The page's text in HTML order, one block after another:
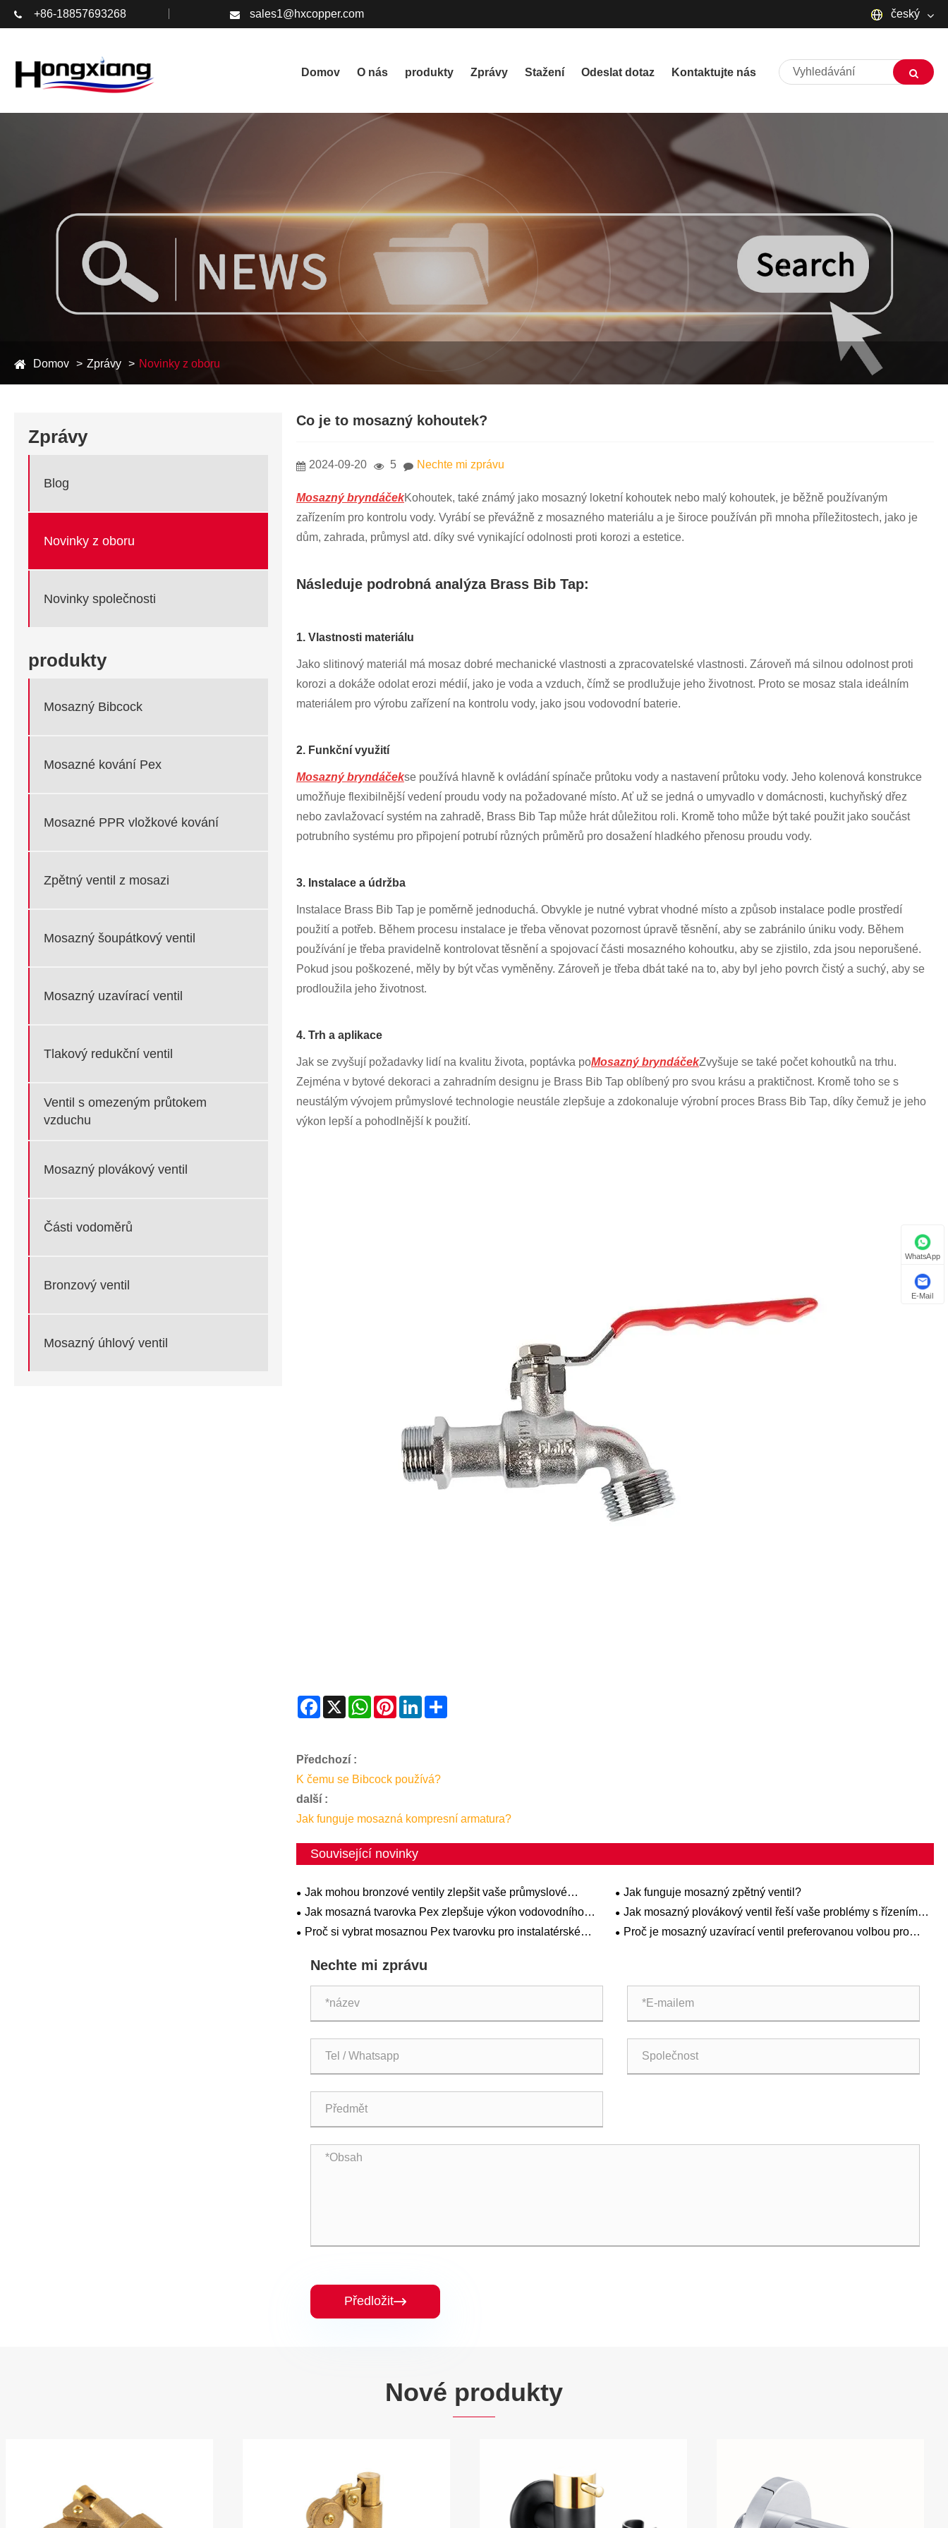
+86-18857693268 sales1@hxcopper.com český
שפה עברית
O'zbek
Italiano
Polski
Svenska
Domov O nás produkty Zprávy Stažení Odeslat dotaz Kontaktujte nás
Domov Zprávy Novinky z oboru
Zprávy
Blog
Novinky z oboru
Novinky společnosti
produkty
Mosazný Bibcock
Mosazné kování Pex
Mosazné PPR vložkové kování
Zpětný ventil z mosazi
Mosazný šoupátkový ventil
Mosazný uzavírací ventil
Tlakový redukční ventil
Ventil s omezeným průtokem
vzduchu
Mosazný plovákový ventil
Části vodoměrů
Bronzový ventil
Mosazný úhlový ventil
Co je to mosazný kohoutek?
2024-09-20 5 Nechte mi zprávu
Mosazný bryndáčekKohoutek, také známý jako mosazný loketní kohoutek nebo malý kohoutek, je běžně používaným
zařízením pro kontrolu vody. Vyrábí se převážně z mosazného materiálu a je široce používán při mnoha příležitostech, jako je
dům, zahrada, průmysl atd. díky své vynikající odolnosti proti korozi a estetice.
Následuje podrobná analýza Brass Bib Tap:
1. Vlastnosti materiálu
Jako slitinový materiál má mosaz dobré mechanické vlastnosti a zpracovatelské vlastnosti. Zároveň má silnou odolnost proti
korozi a dokáže odolat erozi médií, jako je voda a vzduch, čímž se prodlužuje jeho životnost. Proto se mosaz stala ideálním
materiálem pro výrobu zařízení na kontrolu vody, jako jsou vodovodní baterie.
2. Funkční využití
Mosazný bryndáčekse používá hlavně k ovládání spínače průtoku vody a nastavení průtoku vody. Jeho kolenová konstrukce
umožňuje flexibilnější vedení proudu vody na požadované místo. Ať už se jedná o umyvadlo v domácnosti, kuchyňský dřez
nebo zavlažovací systém na zahradě, Brass Bib Tap může hrát důležitou roli. Kromě toho může být také použit jako součást
potrubního systému pro připojení potrubí různých průměrů pro dosažení hladkého přenosu proudu vody.
3. Instalace a údržba
Instalace Brass Bib Tap je poměrně jednoduchá. Obvykle je nutné vybrat vhodné místo a způsob instalace podle prostředí
použití a potřeb. Během procesu instalace je třeba věnovat pozornost úpravě těsnění, aby se zabránilo úniku vody. Během
používání je třeba pravidelně kontrolovat těsnění a spojovací části mosazného kohoutku, aby se zjistilo, zda jsou neporušené.
Pokud jsou poškozené, měly by být včas vyměněny. Zároveň je třeba dbát také na to, aby byl jeho povrch čistý a suchý, aby se
prodloužila jeho životnost.
4. Trh a aplikace
Jak se zvyšují požadavky lidí na kvalitu života, poptávka poMosazný bryndáčekZvyšuje se také počet kohoutků na trhu.
Zejména v bytové dekoraci a zahradním designu je Brass Bib Tap oblíbený pro svou krásu a praktičnost. Kromě toho se s
neustálým vývojem průmyslové technologie neustále zlepšuje a zdokonaluje výrobní proces Brass Bib Tap, díky čemuž je jeho
výkon lepší a pohodlnější k použití.
Facebook
X WhatsAppPinterestLinkedIn
Předchozí :
K čemu se Bibcock používá?
další :
Jak funguje mosazná kompresní armatura?
Související novinky
Jak mohou bronzové ventily zlepšit vaše průmyslové
systémy?
Jak funguje mosazný zpětný ventil?
Jak mosazná tvarovka Pex zlepšuje výkon vodovodního
systému?
Jak mosazný plovákový ventil řeší vaše problémy s řízením
kapalin?
Proč si vybrat mosaznou Pex tvarovku pro instalatérské
Proč je mosazný uzavírací ventil preferovanou volbou pro
Nechte mi zprávu
Předložit
Nové produkty
WhatsApp
E-Mail